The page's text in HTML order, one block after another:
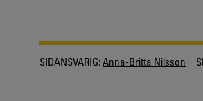
SIDANSVARIG:Anna-Britta Nilsson